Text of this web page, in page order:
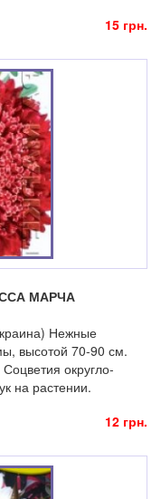
15 грн.
МАРЧА
Нежные
высотой 70-90 см.
округло-
на растении.
12 грн.